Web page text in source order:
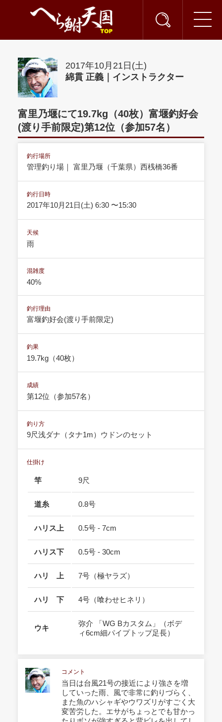
2017年10月21日(土)
綿貫 正義｜インストラクター
富里乃堰にて19.7kg（40枚）富堰釣好会
(渡り手前限定)第12位（参加57名）
釣行場所
管理釣り場｜ 富里乃堰（千葉県）西桟橋36番
釣行日時
2017年10月21日(土) 6:30 〜15:30
天候
雨
混雑度
40%
釣行理由
富堰釣好会(渡り手前限定)
釣果
19.7kg（40枚）
成績
第12位（参加57名）
釣り方
9尺浅ダナ（タナ1m）ウドンのセット
仕掛け
竿 9尺
道糸 0.8号
ハリス上 0.5号 - 7cm
ハリス下 0.5号 - 30cm
ハリ 上 7号（極ヤラズ）
ハリ 下 4号（喰わせヒネリ）
ウキ
弥介 「WG Bカスタム」（ボデ
ィ6cm細パイプトップ足長）
コメント
当日は台風21号の接近により強さを増
していった雨、風で非常に釣りづらく、
また魚のハシャギやウワズリがすごく大
変苦労した。エサがちょっとでも甘かっ